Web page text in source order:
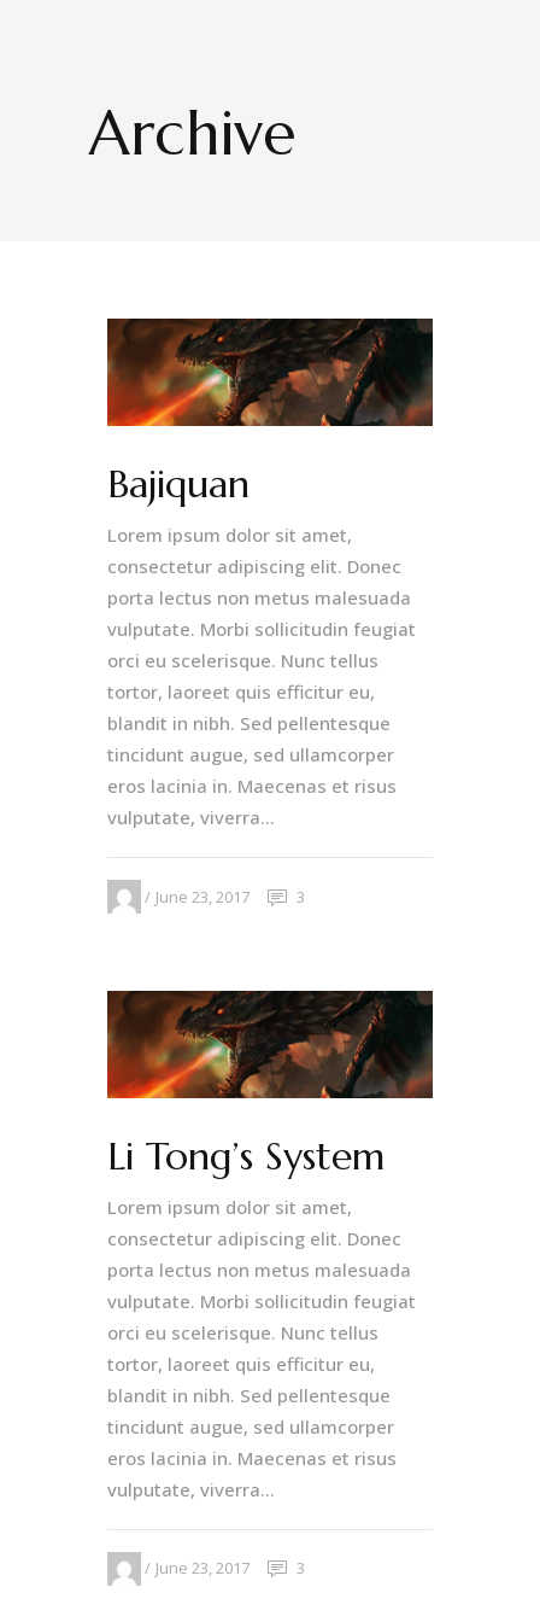
Archive
Bajiquan
Lorem ipsum dolor sit amet,
consectetur adipiscing elit. Donec
porta lectus non metus malesuada
vulputate. Morbi sollicitudin feugiat
orci eu scelerisque. Nunc tellus
tortor, laoreet quis efficitur eu,
blandit in nibh. Sed pellentesque
tincidunt augue, sed ullamcorper
eros lacinia in. Maecenas et risus
vulputate, viverra...
June 23, 2017 3
Li Tong’s System
Lorem ipsum dolor sit amet,
consectetur adipiscing elit. Donec
porta lectus non metus malesuada
vulputate. Morbi sollicitudin feugiat
orci eu scelerisque. Nunc tellus
tortor, laoreet quis efficitur eu,
blandit in nibh. Sed pellentesque
tincidunt augue, sed ullamcorper
eros lacinia in. Maecenas et risus
vulputate, viverra...
June 23, 2017 3